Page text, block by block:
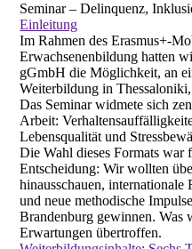
Seminar – Delinquenz,
Einleitung
Im Rahmen des Erasmus+-
Erwachsenenbildung hatten
gGmbH die Möglichkeit, an
Weiterbildung in
Das Seminar widmete sich
Arbeit:
Lebensqualität und
Die Wahl dieses Formats war
Entscheidung: Wir wollten
hinausschauen, internationale
und neue methodische
Brandenburg gewinnen. Was
Erwartungen übertroffen.